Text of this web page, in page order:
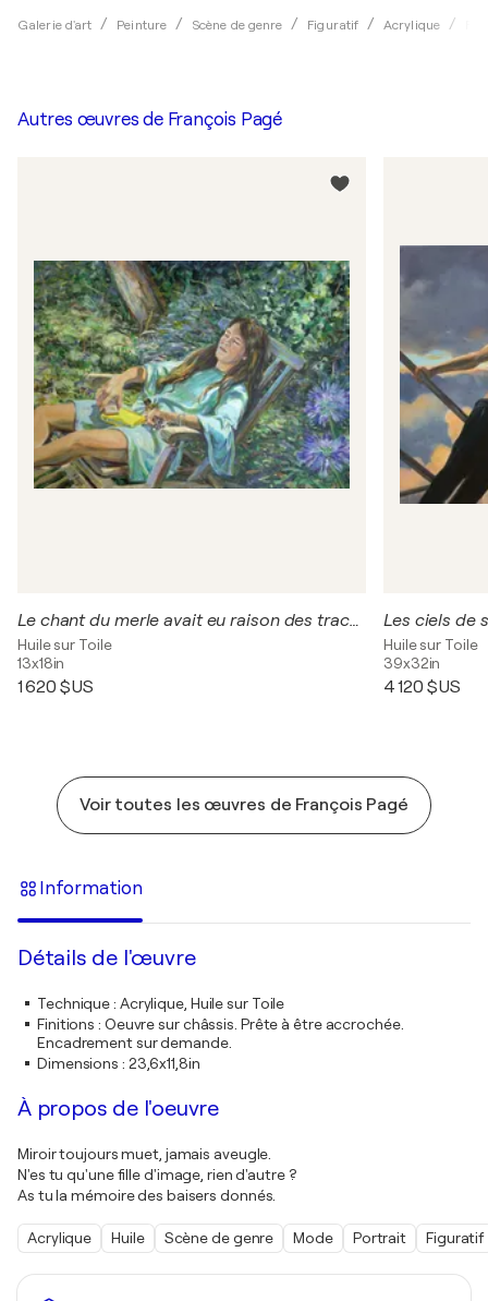
Galerie d'art Peinture Scène de genre Figuratif Acrylique
Autres œuvres de François Pagé
Le chant du merle avait eu raison des tracas du monde. J’aurais passé un temps infini à la regarder dormir comprenant un peu mieux à quoi pouvait ressembler un ange.
Huile sur Toile
13x18in
1 620 $US
Huile sur Toile
39x32in
4 120 $US
Voir toutes les œuvres de François Pagé
Information
Détails de l'œuvre
Technique: Acrylique, Huile sur Toile
Finitions : Oeuvre sur châssis. Prête à être accrochée.
Encadrement sur demande.
Dimensions : 23,6x11,8in
À propos de l'oeuvre
Miroir toujours muet, jamais aveugle.
N'es tu qu'une fille d'image, rien d'autre ?
As tu la mémoire des baisers donnés.
Acrylique Huile Scène de genre Mode Portrait Figuratif